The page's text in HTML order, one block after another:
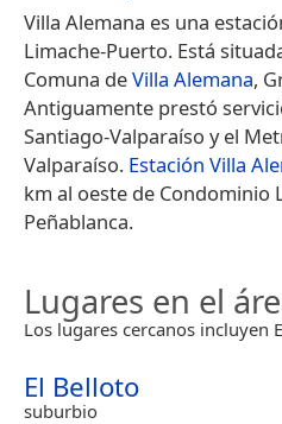
Villa Alemana es una
Limache-Puerto. Está
Comuna deVilla Alemana,
Antiguamente prestó
Santiago-Valparaíso y el
Valparaíso. Estación Villa
km al oeste de Condominio
Peñablanca.
Lugares en el
Los lugares cercanos incluyen
El Belloto
suburbio